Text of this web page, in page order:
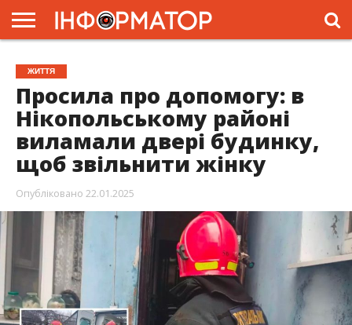
ГОЛОВНА
ЖИТТЯ
ВЛАДА
ГРОШІ
ТРЕШ
ПРЕС-
РЕЛІЗИ
РЕКЛАМА
ПРОЕКТИ
ЖИТТЯ
Просила про допомогу: в
Нікопольському районі
виламали двері будинку,
щоб звільнити жінку
Опубліковано 22.01.2025